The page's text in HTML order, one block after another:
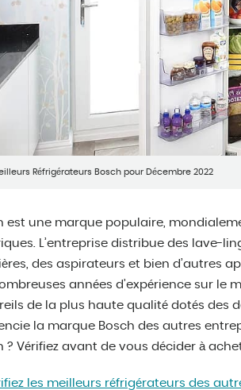
Réfrigérateurs Bosch pour Décembre 2022
est une marque populaire,
L’entreprise distribue des lave-
des aspirateurs et bien d’autres
années d’expérience sur le
de la plus haute qualité dotés des
la marque Bosch des autres
? Vérifiez avant de vous décider à
les meilleurs réfrigérateurs des